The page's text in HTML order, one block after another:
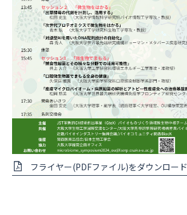
フライヤー(PDFファイル)をダウンロード